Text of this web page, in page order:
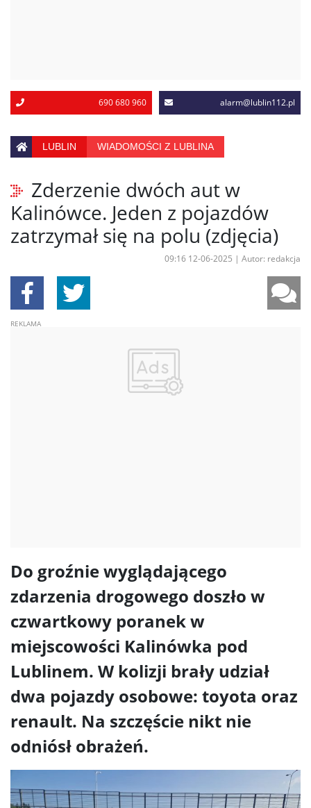
690 680 960 alarm@lublin112.pl
LUBLIN WIADOMOŚCI Z LUBLINA
Zderzenie dwóch aut w
Kalinówce. Jeden z pojazdów
zatrzymał się na polu (zdjęcia)
09:16 12-06-2025 | Autor: redakcja
Do groźnie wyglądającego
zdarzenia drogowego doszło w
czwartkowy poranek w
miejscowości Kalinówka pod
Lublinem. W kolizji brały udział
dwa pojazdy osobowe: toyota oraz
renault. Na szczęście nikt nie
odniósł obrażeń.